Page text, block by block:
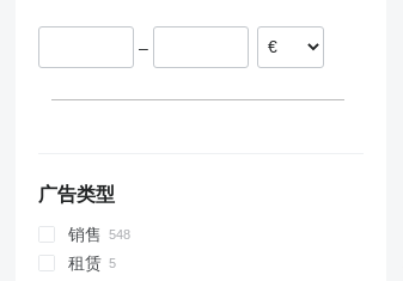
–
广告类型
销售
租赁